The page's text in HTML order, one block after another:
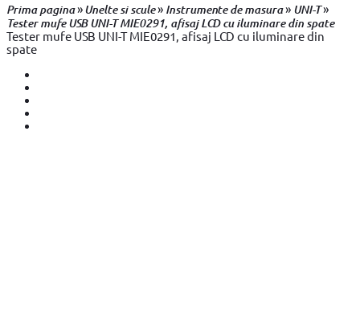
Prima pagina»Unelte si scule» Instrumente de masura» UNI-T»
Tester mufe USB UNI-T MIE0291, afisaj LCD cu iluminare din spate
Tester mufe USB UNI-T MIE0291, afisaj LCD cu iluminare din
spate